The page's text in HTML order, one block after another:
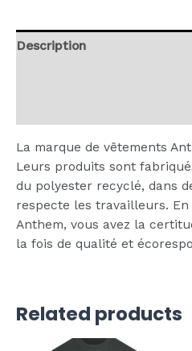
Description
La marque de vêtements
Leurs produits sont
du polyester recyclé, dans
respecte les travailleurs.
Anthem, vous avez la
la fois de qualité et
Related products